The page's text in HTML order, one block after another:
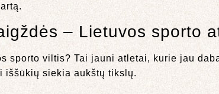
– Lietuvos sporto
sporto viltis? Tai jauni atletai, kurie jau
iššūkių siekia aukštų tikslų.